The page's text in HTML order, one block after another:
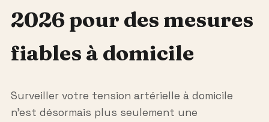
2026 pour des mesures
fiables à domicile
Surveiller votre tension artérielle à domicile
n’est désormais plus seulement une